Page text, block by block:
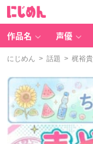
作品名 声優
にじめん > 話題 > 梶裕貴